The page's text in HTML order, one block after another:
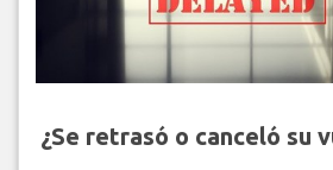
¿Se retrasó o canceló su